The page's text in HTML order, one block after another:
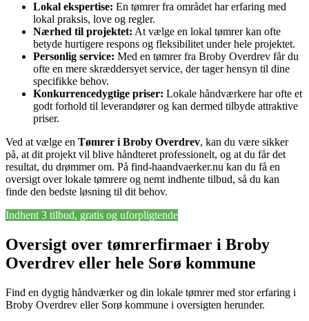
Lokal ekspertise: En tømrer fra området har erfaring med
lokal praksis, love og regler.
Nærhed til projektet: At vælge en lokal tømrer kan ofte
betyde hurtigere respons og fleksibilitet under hele projektet.
Personlig service: Med en tømrer fra Broby Overdrev får du
ofte en mere skræddersyet service, der tager hensyn til dine
specifikke behov.
Konkurrencedygtige priser: Lokale håndværkere har ofte et
godt forhold til leverandører og kan dermed tilbyde attraktive
priser.
Ved at vælge en Tømrer i Broby Overdrev, kan du være sikker
på, at dit projekt vil blive håndteret professionelt, og at du får det
resultat, du drømmer om. På find-haandvaerker.nu kan du få en
oversigt over lokale tømrere og nemt indhente tilbud, så du kan
finde den bedste løsning til dit behov.
Indhent 3 tilbud, gratis og uforpligtende
Oversigt over tømrerfirmaer i Broby
Overdrev eller hele Sorø kommune
Find en dygtig håndværker og din lokale tømrer med stor erfaring i
Broby Overdrev eller Sorø kommune i oversigten herunder.